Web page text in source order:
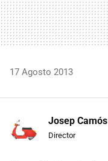
17 Agosto 2013
Josep Camós
Director